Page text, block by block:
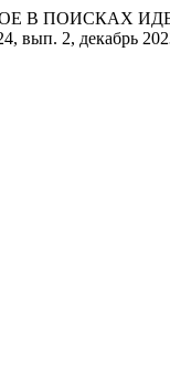
В ПОИСКАХ
вып. 2, декабрь